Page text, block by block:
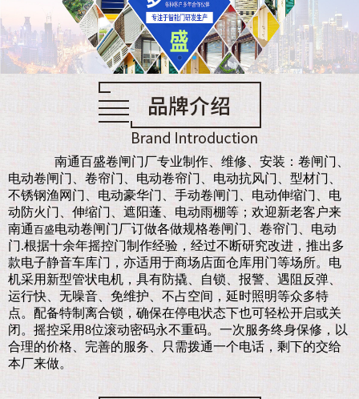
南通百盛卷闸门厂专业制作、维修、安装：卷闸门、
电动卷闸门、卷帘门、电动卷帘门、电动抗风门、型材门、
不锈钢渔网门、电动豪华门、手动卷闸门、电动伸缩门、电
动防火门、伸缩门、遮阳蓬、电动雨棚等；欢迎新老客户来
南通 百盛电动卷闸门厂订做各做规格卷闸门、卷帘门、电动
门.根据十余年摇控门制作经验，经过不断研究改进，推出多
款电子静音车库门，亦适用于商场店面仓库用门等场所。电
机采用新型管状电机，具有防撬、自锁、报警、遇阻反弹、
运行快、无噪音、免维护、不占空间，延时照明等众多特
点。配备特制离合锁，确保在停电状态下也可轻松开启或关
闭。摇控采用8位滚动密码永不重码。一次服务终身保修，以
合理的价格、完善的服务、只需拨通一个电话，剩下的交给
本厂来做。